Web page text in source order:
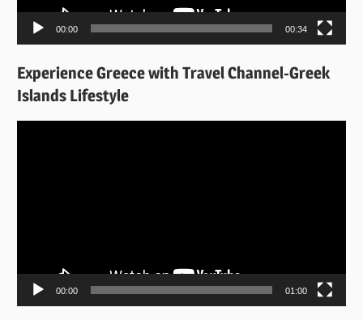
00:00 00:34
Experience Greece with Travel Channel-Greek
Islands Lifestyle
00:00 01:00